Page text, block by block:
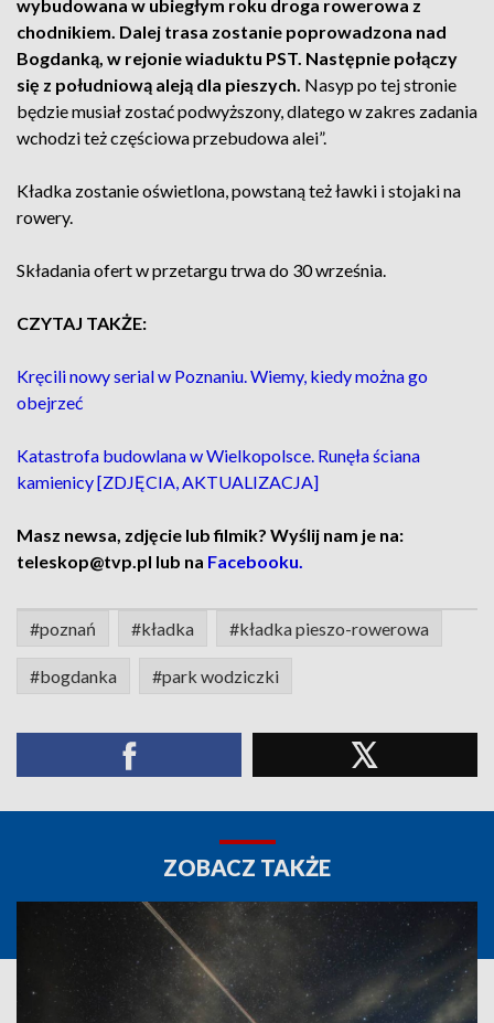
wybudowana w ubiegłym roku droga rowerowa z
chodnikiem. Dalej trasa zostanie poprowadzona nad
Bogdanką, w rejonie wiaduktu PST. Następnie połączy
się z południową aleją dla pieszych. Nasyp po tej stronie
będzie musiał zostać podwyższony, dlatego w zakres zadania
wchodzi też częściowa przebudowa alei”.
Kładka zostanie oświetlona, powstaną też ławki i stojaki na
rowery.
Składania ofert w przetargu trwa do 30 września.
CZYTAJ TAKŻE:
Kręcili nowy serial w Poznaniu. Wiemy, kiedy można go
obejrzeć
Katastrofa budowlana w Wielkopolsce. Runęła ściana
kamienicy [ZDJĘCIA, AKTUALIZACJA]
Masz newsa, zdjęcie lub filmik? Wyślij nam je na:
teleskop@tvp.pl lub na Facebooku.
#poznań #kładka #kładka pieszo-rowerowa
#bogdanka #park wodziczki
ZOBACZ TAKŻE